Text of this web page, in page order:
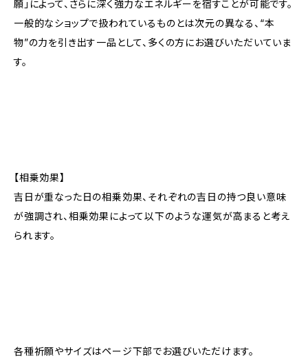
願」によって、さらに深く強力なエネルギーを宿すことが可能です。
一般的なショップで扱われているものとは次元の異なる、“本
物”の力を引き出す一品として、多くの方にお選びいただいていま
す。
【相乗効果】
吉日が重なった日の相乗効果、それぞれの吉日の持つ良い意味
が強調され、相乗効果によって以下のような運気が高まると考え
られます。
各種祈願やサイズはページ下部でお選びいただけます。